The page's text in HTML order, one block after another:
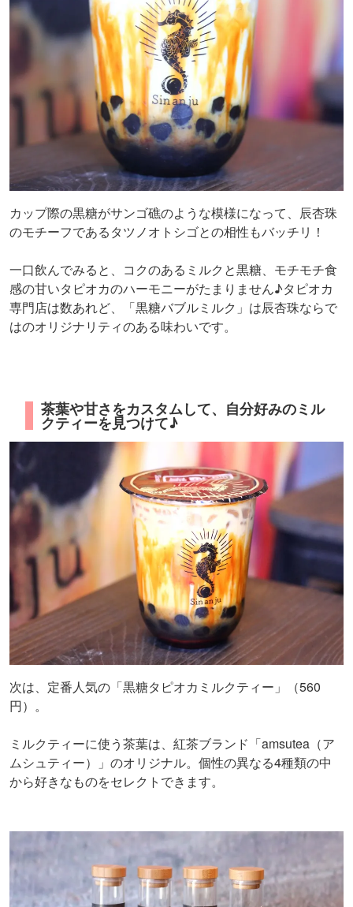
カップ際の黒糖がサンゴ礁のような模様になって、辰杏珠
のモチーフであるタツノオトシゴとの相性もバッチリ！
一口飲んでみると、コクのあるミルクと黒糖、モチモチ食
感の甘いタピオカのハーモニーがたまりません♪タピオカ
専門店は数あれど、「黒糖バブルミルク」は辰杏珠ならで
はのオリジナリティのある味わいです。
茶葉や甘さをカスタムして、自分好みのミル
クティーを見つけて♪
次は、定番人気の「黒糖タピオカミルクティー」（560
円）。
ミルクティーに使う茶葉は、紅茶ブランド「amsutea（ア
ムシュティー）」のオリジナル。個性の異なる4種類の中
から好きなものをセレクトできます。